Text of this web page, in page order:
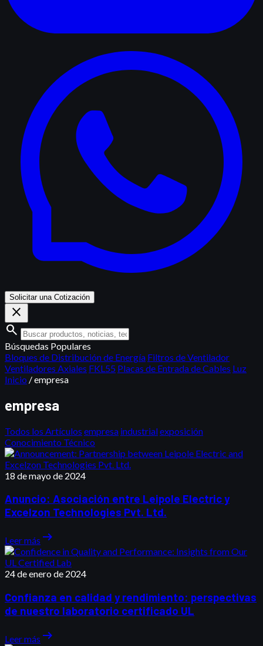
Solicitar una Cotización
close
search
Búsquedas Populares
Bloques de Distribución de Energía Filtros de Ventilador
Ventiladores Axiales FKL55 Placas de Entrada de Cables Luz
Inicio /empresa
empresa
Todos los Artículos empresa industrialexposición
Conocimiento Técnico
18 de mayo de 2024
Anuncio: Asociación entre Leipole Electric y
Excelzon Technologies Pvt. Ltd.
Leer más arrow_right_alt
24 de enero de 2024
Confianza en calidad y rendimiento: perspectivas
de nuestro laboratorio certificado UL
Leer más arrow_right_alt